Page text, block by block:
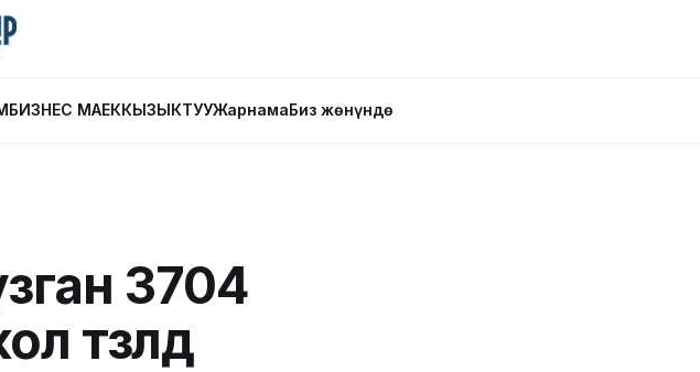
БИЗНЕС МАЕККЫЗЫКТУУЖарнамаБиз жөнүндө
3704
түзүлдү